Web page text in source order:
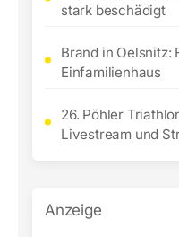
stark beschädigt
Brand in Oelsnitz:
Einfamilienhaus
26. Pöhler
Livestream und
Anzeige